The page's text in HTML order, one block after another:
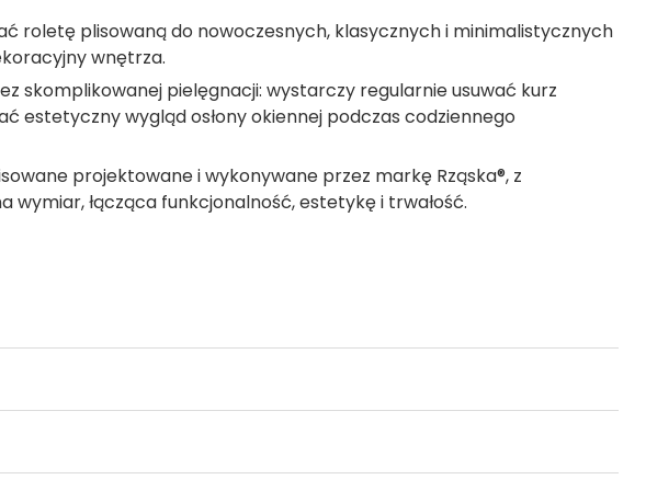
roletę plisowaną do nowoczesnych, klasycznych i minimalistycznych
wnętrza.
skomplikowanej pielęgnacji: wystarczy regularnie usuwać kurz
estetyczny wygląd osłony okiennej podczas codziennego
projektowane i wykonywane przez markę Rząska®, z
wymiar, łącząca funkcjonalność, estetykę i trwałość.